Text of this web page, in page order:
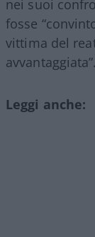
nei suoi
fosse
vittima del
avvantaggiata”.
Leggi anche: